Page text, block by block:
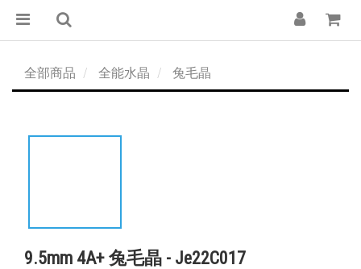
全部商品 全能水晶 兔毛晶
9.5mm 4A+ 兔毛晶 - Je22C017